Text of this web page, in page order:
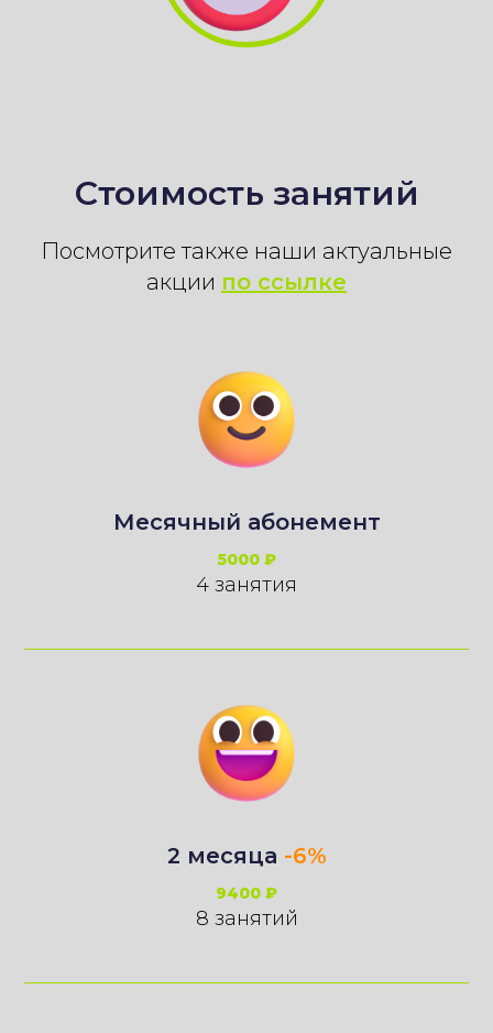
Стоимость занятий
Посмотрите также наши актуальные
акции по ссылке
Месячный абонемент
5000 ₽
4 занятия
2 месяца -6%
9400 ₽
8 занятий